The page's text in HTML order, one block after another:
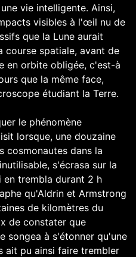
vie intelligente. Ainsi,
visibles à l'œil nu de
que la Lune aurait
course spatiale, avant de
en orbite obligée, c'est-à
que la même face,
étudiant la Terre.
le phénomène
lorsque, une douzaine
cosmonautes dans la
s'écrasa sur la
en trembla durant 2 h
qu'Aldrin et Armstrong
de kilomètres du
de constater que
songea à s'étonner qu'une
ait pu ainsi faire trembler